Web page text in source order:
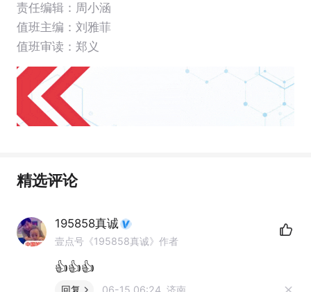
责任编辑：周小涵
值班主编： 刘雅菲
值班审读：郑义
精选评论
195858真诚
壹点号《195858真诚》作者
👍👍👍
回复